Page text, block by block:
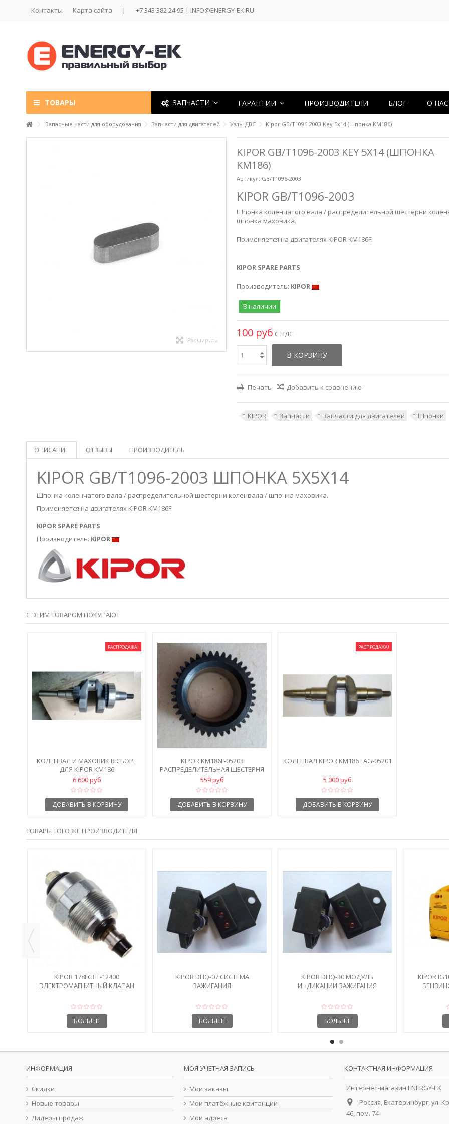
Контакты Карта сайта | +7 343 382 24 95 | INFO@ENERGY-EK.RU
ТОВАРЫ ЗАПЧАСТИ ГАРАНТИИ ПРОИЗВОДИТЕЛИ БЛОГ О
Запасные части для оборудования Запчасти для двигателей Узлы ДВС Kipor GB/T1096-2003 Key 5x14 (Шпонка KM186)
Расширить
KIPOR GB/T1096-2003 KEY 5X14 (ШПОНКА
KM186)
Артикул: GB/T1096-2003
KIPOR GB/T1096-2003
Шпонка коленчатого вала / распределительной шестерни
шпонка маховика.
Применяется на двигателях KIPOR KM186F.
KIPOR SPARE PARTS
Производитель: KIPOR
В наличии
100 руб С НДС
В КОРЗИНУ
Печать Добавить к сравнению
KIPOR Запчасти Запчасти для двигателей Шпонки
ОПИСАНИЕ ОТЗЫВЫ ПРОИЗВОДИТЕЛЬ
KIPOR GB/T1096-2003 ШПОНКА 5X5X14
Шпонка коленчатого вала / распределительной шестерни коленвала / шпонка маховика.
Применяется на двигателях KIPOR KM186F.
KIPOR SPARE PARTS
Производитель: KIPOR
С ЭТИМ ТОВАРОМ ПОКУПАЮТ
РАСПРОДАЖА!
КОЛЕНВАЛ И МАХОВИК В СБОРЕ
ДЛЯ KIPOR KM186
6 600 руб
ДОБАВИТЬ В КОРЗИНУ
KIPOR KM186F-05203
РАСПРЕДЕЛИТЕЛЬНАЯ ШЕСТЕРНЯ
КОЛЕНВАЛА
559 руб
ДОБАВИТЬ В КОРЗИНУ
РАСПРОДАЖА!
КОЛЕНВАЛ KIPOR KM186 FAG-05201
5 000 руб
ДОБАВИТЬ В КОРЗИНУ
ТОВАРЫ ТОГО ЖЕ ПРОИЗВОДИТЕЛЯ
KIPOR 178FGET-12400
ЭЛЕКТРОМАГНИТНЫЙ КЛАПАН
БОЛЬШЕ
KIPOR DHQ-07 СИСТЕМА
ЗАЖИГАНИЯ
БОЛЬШЕ
KIPOR DHQ-30 МОДУЛЬ
ИНДИКАЦИИ ЗАЖИГАНИЯ
БОЛЬШЕ
KIPOR
ИНФОРМАЦИЯ
Скидки
Новые товары
Лидеры продаж
МОЯ УЧЕТНАЯ ЗАПИСЬ
Мои заказы
Мои платёжные квитанции
Мои адреса
КОНТАКТНАЯ ИНФОРМАЦИЯ
Интернет-магазин ENERGY-EK
Россия, Екатеринбург, ул.
46, пом. 74